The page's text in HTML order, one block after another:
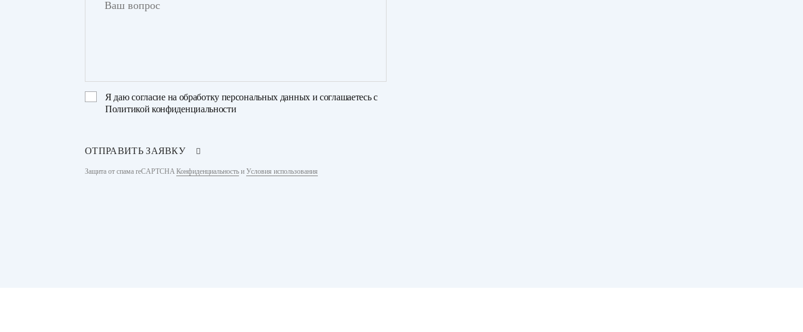
Я даюсогласие на обработку персональных данныхи соглашаетесь с
Политикой конфиденциальности
ОТПРАВИТЬ ЗАЯВКУ
Защита от спама reCAPTCHAКонфиденциальность и Условия использования